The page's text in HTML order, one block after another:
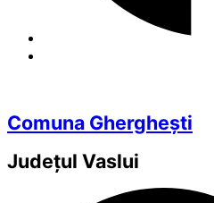
Comuna Gherghești
Județul Vaslui